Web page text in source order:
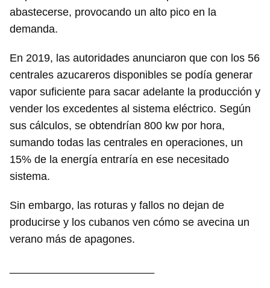
abastecerse, provocando un alto pico en la
demanda.
En 2019, las autoridades anunciaron que con los 56
centrales azucareros disponibles se podía generar
vapor suficiente para sacar adelante la producción y
vender los excedentes al sistema eléctrico. Según
sus cálculos, se obtendrían 800 kw por hora,
sumando todas las centrales en operaciones, un
15% de la energía entraría en ese necesitado
sistema.
Sin embargo, las roturas y fallos no dejan de
producirse y los cubanos ven cómo se avecina un
verano más de apagones.